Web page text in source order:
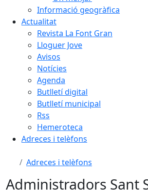
Informació geogràfica
Actualitat
Revista La Font Gran
Lloguer Jove
Avisos
Notícies
Agenda
Butlletí digital
Butlletí municipal
Rss
Hemeroteca
Adreces i telèfons
Adreces i telèfons
Administradors Sant